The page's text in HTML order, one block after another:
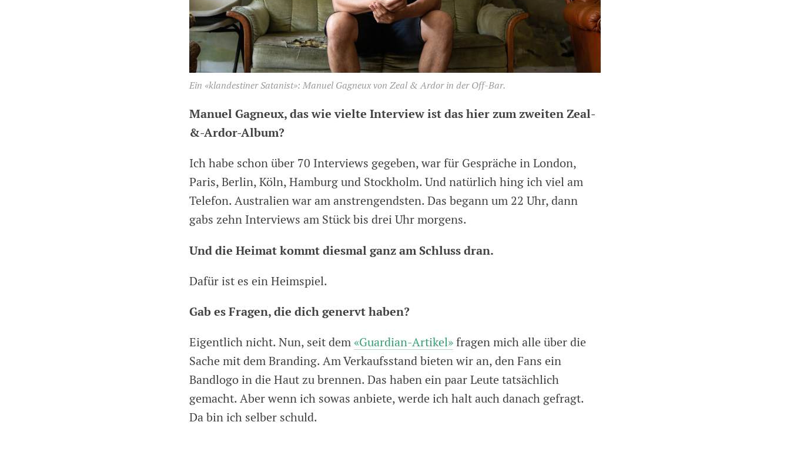
Ein «klandestiner Satanist»: Manuel Gagneux von Zeal & Ardor in der Off-Bar.
Manuel Gagneux, das wie vielte Interview ist das hier zum zweiten Zeal-
&-Ardor-Album?
Ich habe schon über 70 Interviews gegeben, war für Gespräche in London,
Paris, Berlin, Köln, Hamburg und Stockholm. Und natürlich hing ich viel am
Telefon. Australien war am anstrengendsten. Das begann um 22 Uhr, dann
gabs zehn Interviews am Stück bis drei Uhr morgens.
Und die Heimat kommt diesmal ganz am Schluss dran.
Dafür ist es ein Heimspiel.
Gab es Fragen, die dich genervt haben?
Eigentlich nicht. Nun, seit dem«Guardian-Artikel»fragen mich alle über die
Sache mit dem Branding. Am Verkaufsstand bieten wir an, den Fans ein
Bandlogo in die Haut zu brennen. Das haben ein paar Leute tatsächlich
gemacht. Aber wenn ich sowas anbiete, werde ich halt auch danach gefragt.
Da bin ich selber schuld.